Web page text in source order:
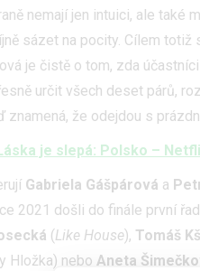
nemají jen intuici, ale také
sázet na pocity. Cílem totiž
je čistě o tom, zda
určit všech deset párů,
znamená, že odejdou s
je slepá: Polsko –
Gabriela Gášpárová a
2021 došli do finále první
(Like House), Tomáš
Hložka) nebo Aneta